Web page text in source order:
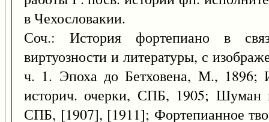
в Чехословакии.
Соч.: История фортепиано в
виртуозности и литературы, с
ч. 1. Эпоха до Бетховена, М., 1896;
историч. очерки, СПБ, 1905; Шуман
СПБ, [1907], [1911]; Фортепианное